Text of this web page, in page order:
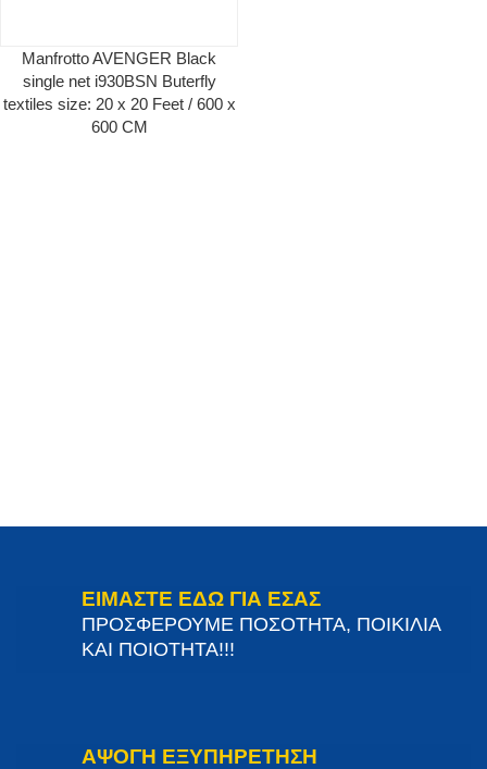
Manfrotto AVENGER Black
single net i930BSN Buterfly
textiles size: 20 x 20 Feet / 600 x
600 CM
ΕΙΜΑΣΤΕ ΕΔΩ ΓΙΑ ΕΣΑΣ
ΠΡΟΣΦΕΡΟΥΜΕ ΠΟΣΟΤΗΤΑ, ΠΟΙΚΙΛΙΑ
ΚΑΙ ΠΟΙΟΤΗΤΑ!!!
ΑΨΟΓΗ ΕΞΥΠΗΡΕΤΗΣΗ